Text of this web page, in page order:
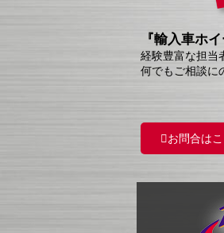
『輸入車ホ
経験豊富な担当
何でもご相談に
お問合は